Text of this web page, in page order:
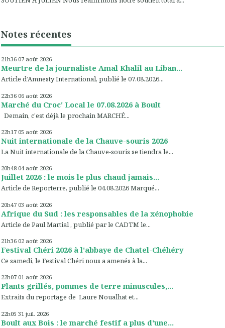
Notes récentes
21h36 07 août 2026
Meurtre de la journaliste Amal Khalil au Liban...
Article d’Amnesty International, publié le 07.08.2026...
22h36 06 août 2026
Marché du Croc' Local le 07.08.2026 à Boult
Demain, c'est déjà le prochain MARCHÉ...
22h17 05 août 2026
Nuit internationale de la Chauve-souris 2026
La Nuit internationale de la Chauve-souris se tiendra le...
20h48 04 août 2026
Juillet 2026 : le mois le plus chaud jamais...
Article de Reporterre, publié le 04.08.2026 Marqué...
20h47 03 août 2026
Afrique du Sud : les responsables de la xénophobie
Article de Paul Martial , publié par le CADTM le...
21h36 02 août 2026
Festival Chéri 2026 à l'abbaye de Chatel-Chéhéry
Ce samedi, le Festival Chéri nous a amenés à la...
22h07 01 août 2026
Plants grillés, pommes de terre minuscules,...
Extraits du reportage de Laure Noualhat et...
22h05 31 juil. 2026
Boult aux Bois : le marché festif a plus d'une...